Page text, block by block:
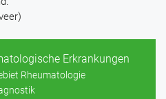
Erkrankungen
Rheumatologie